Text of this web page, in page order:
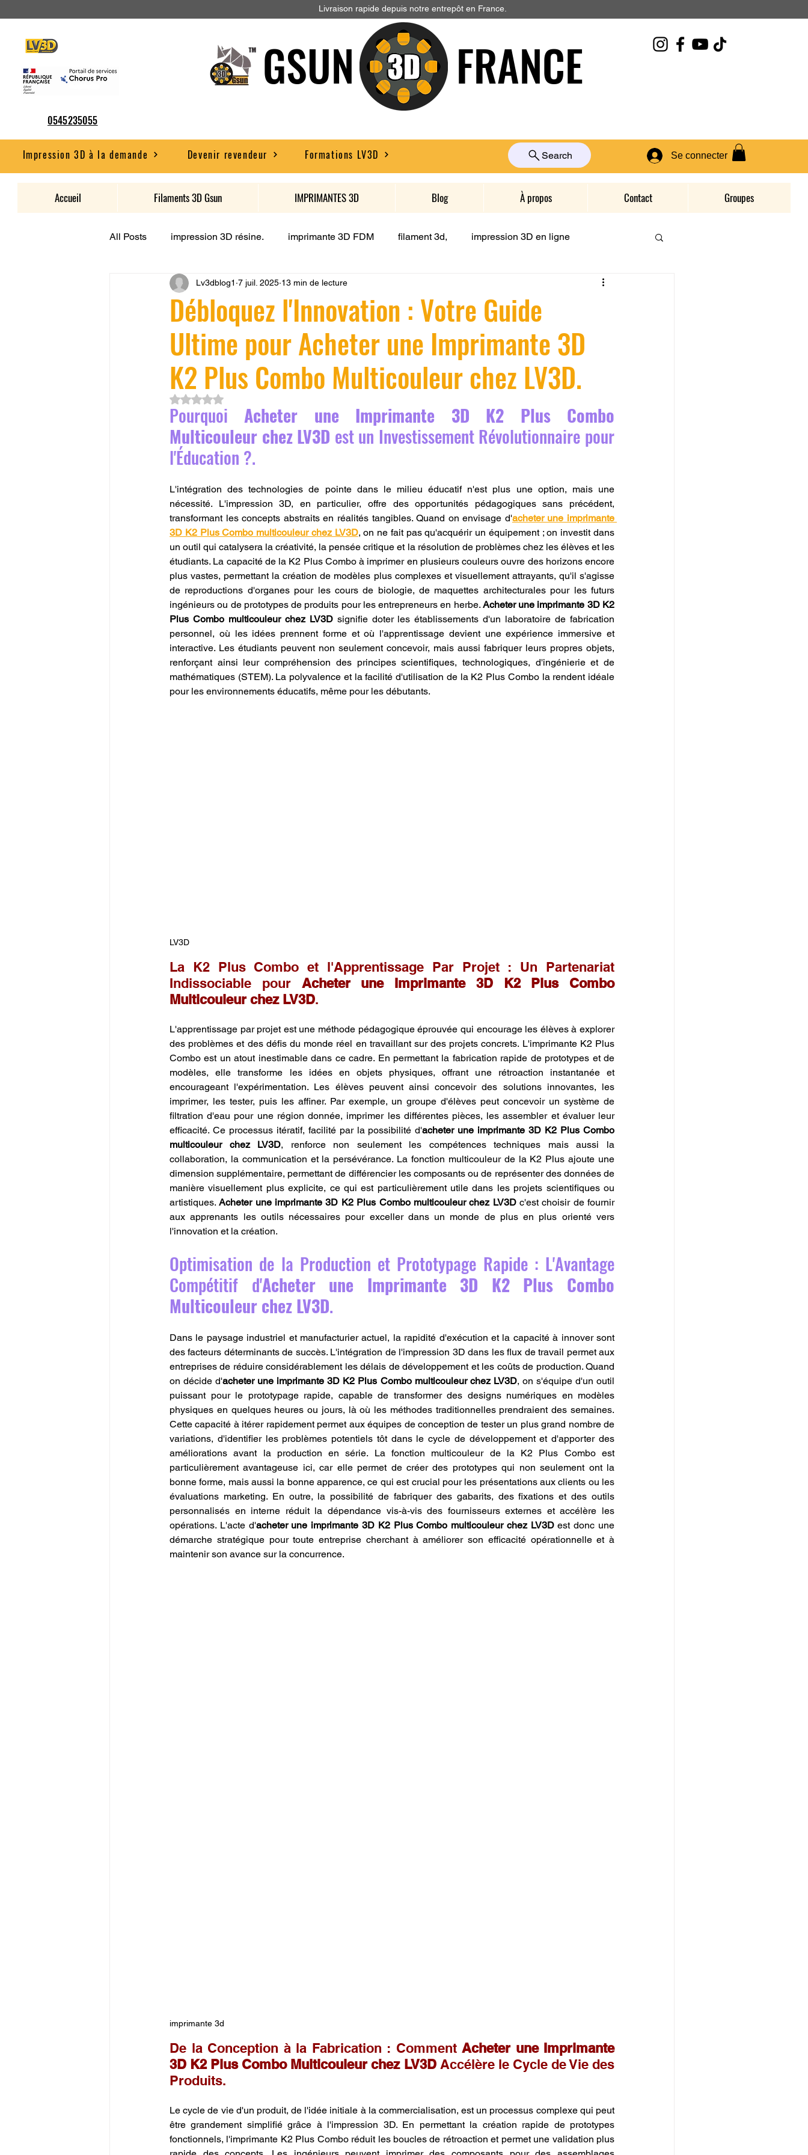
Livraison rapide depuis notre entrepôt en France.
0545235055
GSUN FRANCE
Impression 3D à la demande Devenir revendeur Formations LV3D Se connecter
Search
Accueil Filaments 3D Gsun IMPRIMANTES 3D Blog À propos Contact Groupes
All Posts impression 3D résine. imprimante 3D FDM filament 3d, impression 3D en ligne
CONCESSION LV3D JEU LV3D Formation
SCANNER 3D Formation à l'impression 3D CPF impression 3D à la demande Formation 3D en ligne.
filament 3D Refaire une piece en 3D Filament PETG Filament ABS
Entretien imprimante 3D postraitement SNAPMAKER CRÉALITY SPARK X I7 CREALITY
Débloquez l'Innovation : Votre Guide
Ultime pour Acheter une Imprimante 3D
K2 Plus Combo Multicouleur chez LV3D.
Lv3dblog1 7 juil. 2025 13 min de lecture
Noté NaN étoiles sur 5.
Pourquoi Acheter une Imprimante 3D K2 Plus Combo
Multicouleur chez LV3D est un Investissement Révolutionnaire pour
l'Éducation ?.
L'intégration des technologies de pointe dans le milieu éducatif n'est plus une option, mais une
nécessité. L'impression 3D, en particulier, offre des opportunités pédagogiques sans précédent,
transformant les concepts abstraits en réalités tangibles. Quand on envisage d'acheter une imprimante
3D K2 Plus Combo multicouleur chez LV3D, on ne fait pas qu'acquérir un équipement ; on investit dans
un outil qui catalysera la créativité, la pensée critique et la résolution de problèmes chez les élèves et les
étudiants. La capacité de la K2 Plus Combo à imprimer en plusieurs couleurs ouvre des horizons encore
plus vastes, permettant la création de modèles plus complexes et visuellement attrayants, qu'il s'agisse
de reproductions d'organes pour les cours de biologie, de maquettes architecturales pour les futurs
ingénieurs ou de prototypes de produits pour les entrepreneurs en herbe. Acheter une imprimante 3D K2
Plus Combo multicouleur chez LV3D signifie doter les établissements d'un laboratoire de fabrication
personnel, où les idées prennent forme et où l'apprentissage devient une expérience immersive et
interactive. Les étudiants peuvent non seulement concevoir, mais aussi fabriquer leurs propres objets,
renforçant ainsi leur compréhension des principes scientifiques, technologiques, d'ingénierie et de
mathématiques (STEM). La polyvalence et la facilité d'utilisation de la K2 Plus Combo la rendent idéale
pour les environnements éducatifs, même pour les débutants.
LV3D
La K2 Plus Combo et l'Apprentissage Par Projet : Un Partenariat
Indissociable pour Acheter une Imprimante 3D K2 Plus Combo
Multicouleur chez LV3D.
L'apprentissage par projet est une méthode pédagogique éprouvée qui encourage les élèves à explorer
des problèmes et des défis du monde réel en travaillant sur des projets concrets. L'imprimante K2 Plus
Combo est un atout inestimable dans ce cadre. En permettant la fabrication rapide de prototypes et de
modèles, elle transforme les idées en objets physiques, offrant une rétroaction instantanée et
encourageant l'expérimentation. Les élèves peuvent ainsi concevoir des solutions innovantes, les
imprimer, les tester, puis les affiner. Par exemple, un groupe d'élèves peut concevoir un système de
filtration d'eau pour une région donnée, imprimer les différentes pièces, les assembler et évaluer leur
efficacité. Ce processus itératif, facilité par la possibilité d'acheter une imprimante 3D K2 Plus Combo
multicouleur chez LV3D, renforce non seulement les compétences techniques mais aussi la
collaboration, la communication et la persévérance. La fonction multicouleur de la K2 Plus ajoute une
dimension supplémentaire, permettant de différencier les composants ou de représenter des données de
manière visuellement plus explicite, ce qui est particulièrement utile dans les projets scientifiques ou
artistiques. Acheter une imprimante 3D K2 Plus Combo multicouleur chez LV3D c'est choisir de fournir
aux apprenants les outils nécessaires pour exceller dans un monde de plus en plus orienté vers
l'innovation et la création.
Optimisation de la Production et Prototypage Rapide : L'Avantage
Compétitif d'Acheter une Imprimante 3D K2 Plus Combo
Multicouleur chez LV3D.
Dans le paysage industriel et manufacturier actuel, la rapidité d'exécution et la capacité à innover sont
des facteurs déterminants de succès. L'intégration de l'impression 3D dans les flux de travail permet aux
entreprises de réduire considérablement les délais de développement et les coûts de production. Quand
on décide d'acheter une imprimante 3D K2 Plus Combo multicouleur chez LV3D, on s'équipe d'un outil
puissant pour le prototypage rapide, capable de transformer des designs numériques en modèles
physiques en quelques heures ou jours, là où les méthodes traditionnelles prendraient des semaines.
Cette capacité à itérer rapidement permet aux équipes de conception de tester un plus grand nombre de
variations, d'identifier les problèmes potentiels tôt dans le cycle de développement et d'apporter des
améliorations avant la production en série. La fonction multicouleur de la K2 Plus Combo est
particulièrement avantageuse ici, car elle permet de créer des prototypes qui non seulement ont la
bonne forme, mais aussi la bonne apparence, ce qui est crucial pour les présentations aux clients ou les
évaluations marketing. En outre, la possibilité de fabriquer des gabarits, des fixations et des outils
personnalisés en interne réduit la dépendance vis-à-vis des fournisseurs externes et accélère les
opérations. L'acte d'acheter une imprimante 3D K2 Plus Combo multicouleur chez LV3D est donc une
démarche stratégique pour toute entreprise cherchant à améliorer son efficacité opérationnelle et à
maintenir son avance sur la concurrence.
imprimante 3d
De la Conception à la Fabrication : Comment Acheter une Imprimante
3D K2 Plus Combo Multicouleur chez LV3D Accélère le Cycle de Vie des
Produits.
Le cycle de vie d'un produit, de l'idée initiale à la commercialisation, est un processus complexe qui peut
être grandement simplifié grâce à l'impression 3D. En permettant la création rapide de prototypes
fonctionnels, l'imprimante K2 Plus Combo réduit les boucles de rétroaction et permet une validation plus